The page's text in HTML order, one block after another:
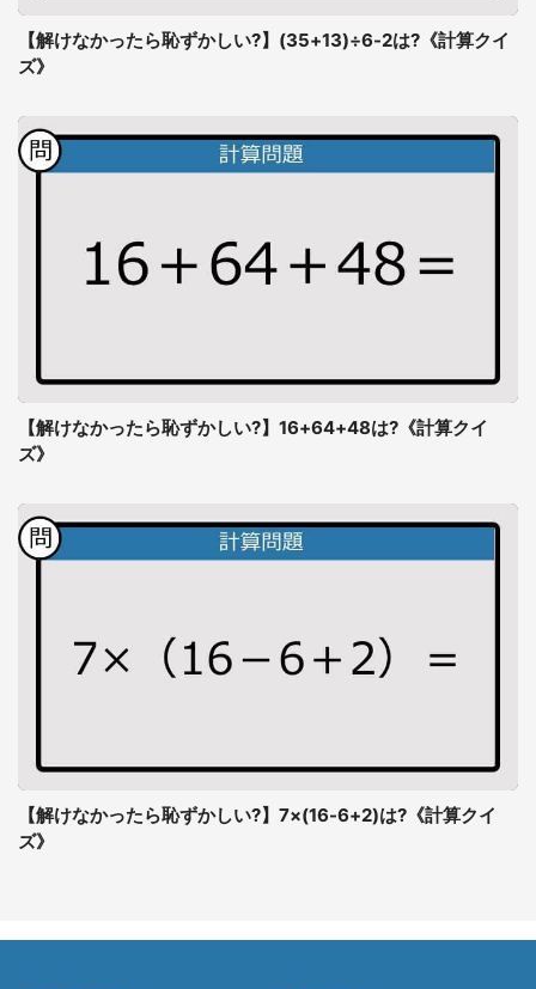
【解けなかったら恥ずかしい?】(35+13)÷6-2は?《計算クイ
ズ》
【解けなかったら恥ずかしい?】16+64+48は?《計算クイ
ズ》
【解けなかったら恥ずかしい?】7×(16-6+2)は?《計算クイ
ズ》